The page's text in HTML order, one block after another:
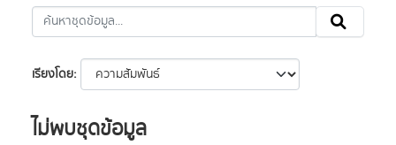
เรียงโดย
ไม่พบชุดข้อมูล